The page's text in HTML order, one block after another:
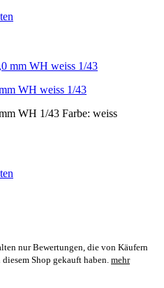
WH weiss 1/43
WH 1/43 Farbe: weiss
nur Bewertungen, die von Käufern
Shop gekauft haben. mehr